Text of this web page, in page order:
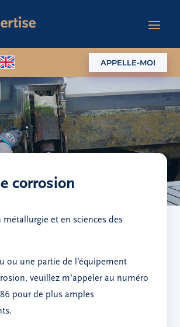
APPELLE-MOI
corrosion
métallurgie et en sciences des
ou une partie de l’équipement
veuillez m’appeler au numéro
pour de plus amples